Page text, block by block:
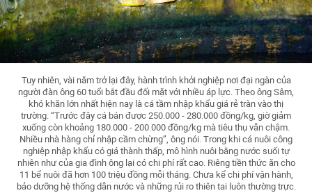
Tuy nhiên, vài năm trở lại đây, hành trình khởi nghiệp nơi đại ngàn của
người đàn ông 60 tuổi bắt đầu đối mặt với nhiều áp lực. Theo ông Sâm,
khó khăn lớn nhất hiện nay là cá tầm nhập khẩu giá rẻ tràn vào thị
trường. “Trước đây cá bán được 250.000 - 280.000 đồng/kg, giờ giảm
xuống còn khoảng 180.000 - 200.000 đồng/kg mà tiêu thụ vẫn chậm.
Nhiều nhà hàng chỉ nhập cầm chừng”, ông nói. Trong khi cá nuôi công
nghiệp nhập khẩu có giá thành thấp, mô hình nuôi bằng nước suối tự
nhiên như của gia đình ông lại có chi phí rất cao. Riêng tiền thức ăn cho
11 bể nuôi đã hơn 100 triệu đồng mỗi tháng. Chưa kể chi phí vận hành,
bảo dưỡng hệ thống dẫn nước và những rủi ro thiên tai luôn thường trực.